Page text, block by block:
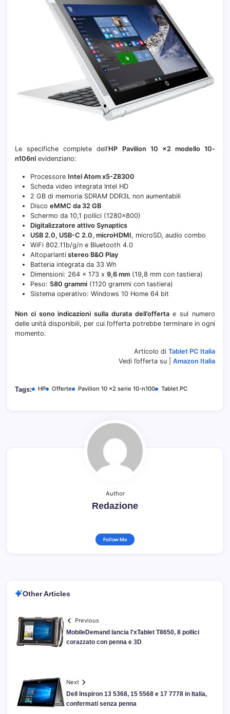
Le specifiche complete dell’HP Pavilion 10 x2 modello 10-
n106nl evidenziano:
Processore Intel Atom x5-Z8300
Scheda video integrata Intel HD
2 GB di memoria SDRAM DDR3L non aumentabili
Disco eMMC da 32 GB
Schermo da 10,1 pollici (1280×800)
Digitalizzatore attivo Synaptics
USB 2.0, USB-C 2.0, microHDMI, microSD, audio combo
WiFi 802.11b/g/n e Bluetooth 4.0
Altoparlanti stereo B&O Play
Batteria integrata da 33 Wh
Dimensioni: 264 x 173 x 9,6 mm (19,8 mm con tastiera)
Peso: 580 grammi (1120 grammi con tastiera)
Sistema operativo: Windows 10 Home 64 bit
Non ci sono indicazioni sulla durata dell’offertae sul numero
delle unità disponibili, per cui l’offerta potrebbe terminare in ogni
momento.
Articolo di Tablet PC Italia
Vedi l’offerta su | Amazon Italia
Tags: HP Offerte Pavilion 10 x2 serie 10-n100 Tablet PC
Author
Redazione
Follow Me
Other Articles
Previous
MobileDemand lancia l'xTablet T8650, 8 pollici
corazzato con penna e 3D
Next
Dell Inspiron 13 5368, 15 5568 e 17 7778 in Italia,
confermati senza penna